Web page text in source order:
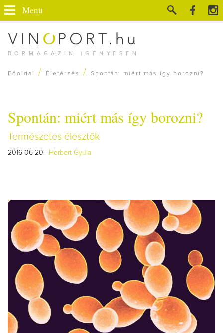
BORMAGAZIN IGÉNYESEN
Menü
Főoldal / Életérzés / Spontán: miért más így borozni?
Spontán: miért más így borozni?
Természetes élesztők
2016-06-20 | Herbert Gyula